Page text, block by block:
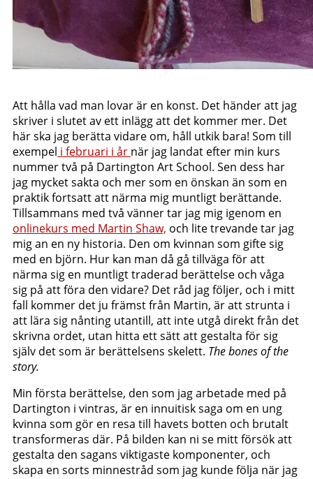
Att hålla vad man lovar är en konst. Det händer att jag
skriver i slutet av ett inlägg att det kommer mer. Det
här ska jag berätta vidare om, håll utkik bara! Som till
exempel i februari i år när jag landat efter min kurs
nummer två på Dartington Art School. Sen dess har
jag mycket sakta och mer som en önskan än som en
praktik fortsatt att närma mig muntligt berättande.
Tillsammans med två vänner tar jag mig igenom en
onlinekurs med Martin Shaw, och lite trevande tar jag
mig an en ny historia. Den om kvinnan som gifte sig
med en björn. Hur kan man då gå tillväga för att
närma sig en muntligt traderad berättelse och våga
sig på att föra den vidare? Det råd jag följer, och i mitt
fall kommer det ju främst från Martin, är att strunta i
att lära sig nånting utantill, att inte utgå direkt från det
skrivna ordet, utan hitta ett sätt att gestalta för sig
själv det som är berättelsens skelett. The bones of the
story.
Min första berättelse, den som jag arbetade med på
Dartington i vintras, är en innuitisk saga om en ung
kvinna som gör en resa till havets botten och brutalt
transformeras där. På bilden kan ni se mitt försök att
gestalta den sagans viktigaste komponenter, och
skapa en sorts minnestråd som jag kunde följa när jag